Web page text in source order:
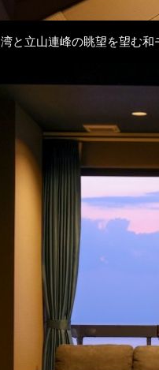
と立山連峰の眺望を望む和